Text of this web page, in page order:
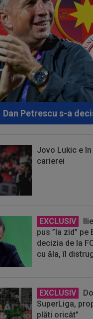
Dan Petrescu s-a
Jovo Lukic e
carierei
EXCLUSIV
pus ”la zid” pe
decizia de la
cu ăla, îl
EXCLUSIV
SuperLiga,
plăti oricât”